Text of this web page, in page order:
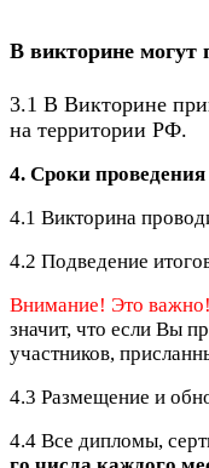
В викторине могут
3.1 В Викторине
на территории РФ.
4. Сроки
4.1 Викторина
4.2 Подведение
Внимание! Это важно!
значит, что если Вы
участников,
4.3 Размещение и
4.4 Все дипломы,